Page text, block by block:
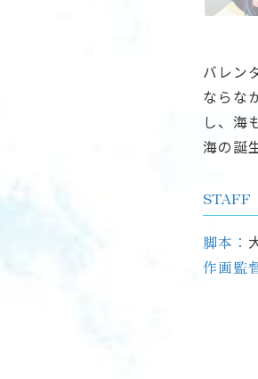
バレン
ならな
し、海
海の誕
STAFF
脚本：
作画監